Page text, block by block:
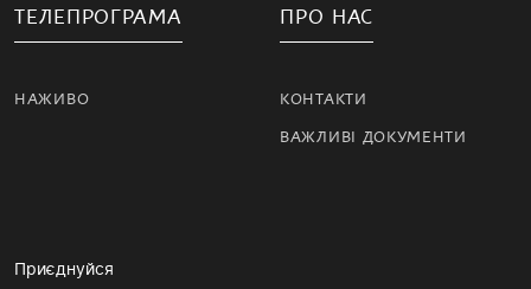
ТЕЛЕПРОГРАМА
НАЖИВО
ПРО НАС
КОНТАКТИ
ВАЖЛИВІ ДОКУМЕНТИ
Приєднуйся